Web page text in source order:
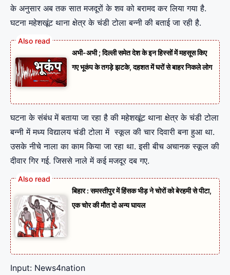
के अनुसार अब तक सात मजदूरों के शव को बरामद कर लिया गया है.
घटना महेशखूंट थाना क्षेत्र के चंडी टोला बन्नी की बताई जा रही है.
अभी-अभी ; दिल्ली समेत देश के इन हिस्सों में महसूस किए
गए भूकंप के तगड़े झटके, दहशत में घरों से बाहर निकले लोग
घटना के संबंध में बताया जा रहा है की महेशखूंट थाना क्षेत्र के चंडी टोला
बन्नी में मध्य विद्यालय चंडी टोला में स्कूल की चार दिवारी बना हुआ था.
उसके नीचे नाला का काम किया जा रहा था. इसी बीच अचानक स्कूल की
दीवार गिर गई. जिससे नाले में कई मजदूर दब गए.
बिहार : समस्तीपुर में हिंसक भीड़ ने चोरों को बेरहमी से पीटा,
एक चोर की मौत दो अन्य घायल
Input: News4nation